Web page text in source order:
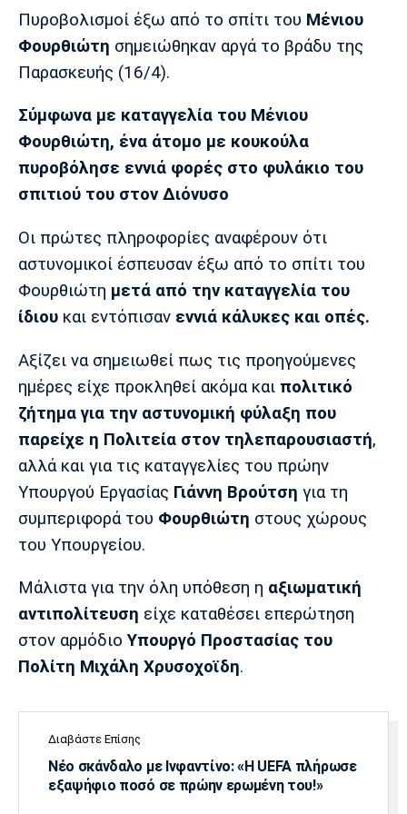
Πολιτισμός
Τραγούδια
Running
Media
Παρασκήνιο
Πρόγραμμα TV
Ιωνικός
Μπαρτσελόνα
Ρεάλ
Μάντσεστερ
Γιουνάιτεντ
Τσέλσι
Λίβερπουλ
Μάντσεστερ
Γιουβέντους
Ίντερ Μίλαν Μπάγερν
Μπορούσια
Ντόρτμουντ
Ζερμέν
Μαρσέιγ
Μονακό
Πυροβολισμοί έξω από το σπίτι του Μένιου
Φουρθιώτη σημειώθηκαν αργά το βράδυ της
Παρασκευής (16/4).
Σύμφωνα με καταγγελία του Μένιου
Φουρθιώτη, ένα άτομο με κουκούλα
πυροβόλησε εννιά φορές στο φυλάκιο του
σπιτιού του στον Διόνυσο
Οι πρώτες πληροφορίες αναφέρουν ότι
αστυνομικοί έσπευσαν έξω από το σπίτι του
Φουρθιώτη μετά από την καταγγελία του
ίδιου και εντόπισαν εννιά κάλυκες και οπές.
Αξίζει να σημειωθεί πως τις προηγούμενες
ημέρες είχε προκληθεί ακόμα και πολιτικό
ζήτημα για την αστυνομική φύλαξη που
παρείχε η Πολιτεία στον τηλεπαρουσιαστή,
αλλά και για τις καταγγελίες του πρώην
Υπουργού Εργασίας Γιάννη Βρούτση για τη
συμπεριφορά του Φουρθιώτη στους χώρους
του Υπουργείου.
Μάλιστα για την όλη υπόθεση η αξιωματική
αντιπολίτευση είχε καταθέσει επερώτηση
στον αρμόδιοΥπουργό Προστασίας του
Πολίτη Μιχάλη Χρυσοχοϊδη.
Διαβάστε Επίσης
Νέο σκάνδαλο με Ινφαντίνο: «Η UEFA πλήρωσε
εξαψήφιο ποσό σε πρώην ερωμένη του!»